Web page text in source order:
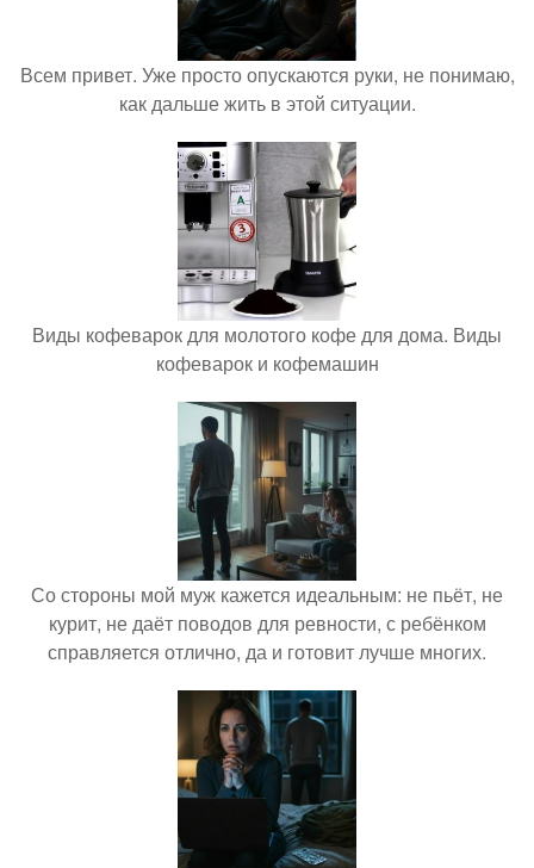
Всем привет. Уже просто опускаются руки, не понимаю,
как дальше жить в этой ситуации.
Виды кофеварок для молотого кофе для дома. Виды
кофеварок и кофемашин
Со стороны мой муж кажется идеальным: не пьёт, не
курит, не даёт поводов для ревности, с ребёнком
справляется отлично, да и готовит лучше многих.